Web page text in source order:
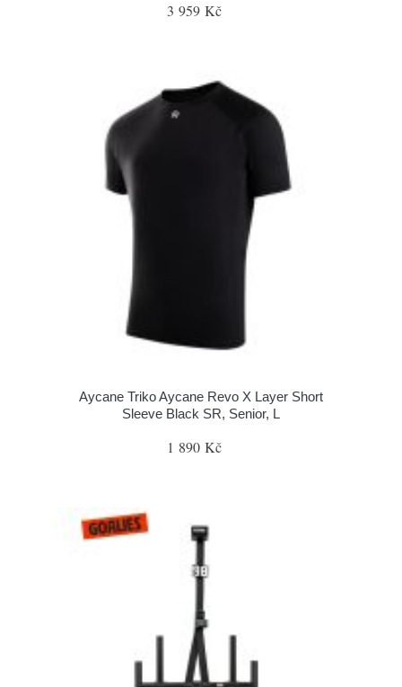
3 959 Kč
Aycane Triko Aycane Revo X Layer Short
Sleeve Black SR, Senior, L
1 890 Kč